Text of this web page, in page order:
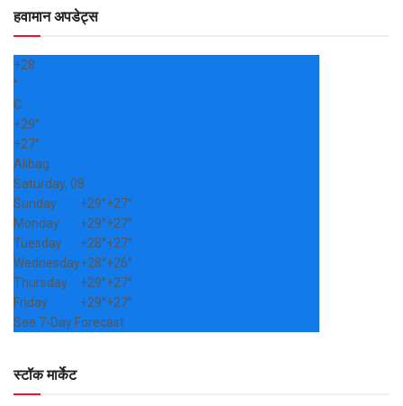
हवामान अपडेट्स
+28
°
C
+29°
+27°
Alibag
Saturday, 08
Sunday
+29°+27°
Monday
+29°+27°
Tuesday
+28°+27°
Wednesday+28°+26°
Thursday
+29°+27°
Friday
+29°+27°
See 7-Day Forecast
स्टॉक मार्केट